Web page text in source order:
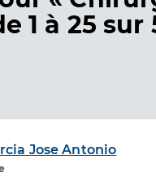
1 à 25 sur
Jose Antonio
de santé